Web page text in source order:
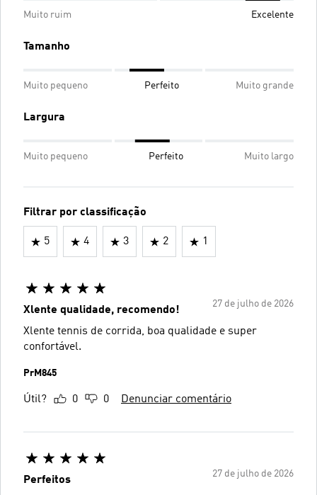
Muito ruim Excelente
Tamanho
Muito pequeno Perfeito Muito grande
Largura
Muito pequeno Perfeito Muito largo
Filtrar por classificação
5 4 3 2 1
27 de julho de 2026
Xlente qualidade, recomendo!
Xlente tennis de corrida, boa qualidade e super
confortável.
PrM845
Útil? 0 0 Denunciar comentário
27 de julho de 2026
Perfeitos